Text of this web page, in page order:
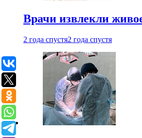
Врачи извлекли
2 года спустя2 года спустя